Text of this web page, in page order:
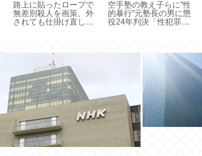
路上に貼ったロープで
無差別殺人を画策、外
されても仕掛け直し、
空手塾の教え子らに”性
的暴行”元塾長の男に懲
役24年判決「性犯罪事